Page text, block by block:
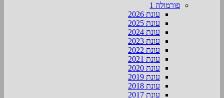
פורמולה 1
עונת 2026
עונת 2025
עונת 2024
עונת 2023
עונת 2022
עונת 2021
עונת 2020
עונת 2019
עונת 2018
עונת 2017